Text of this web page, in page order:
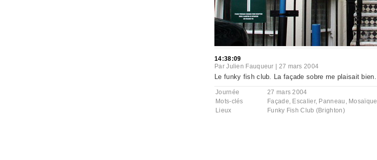
14:38:09
ParJulien Fauqueur 27 mars 2004
Le funky fish club. La façade sobre me plaisait bien.
Journée
27 mars 2004
Mots-clés
Façade, Escalier, Panneau , Mosaïque
Lieux
Funky Fish Club (Brighton)